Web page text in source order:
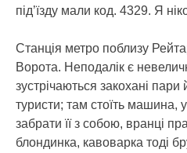
під’їзду мали код. 4329. Я
Станція метро поблизу
Ворота. Неподалік є
зустрічаються закохані
туристи; там стоїть машина,
забрати її з собою, вранці
блондинка, кавоварка тоді